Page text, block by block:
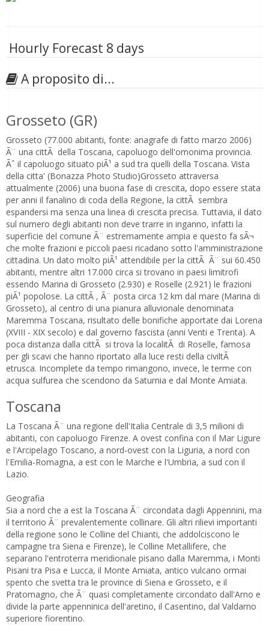
Hourly Forecast 8 days
A proposito di...
Grosseto (GR)
Grosseto (77.000 abitanti, fonte: anagrafe di fatto marzo 2006)
Ã¨ una cittÃ della Toscana, capoluogo dell'omonima provincia.
Ãˆ il capoluogo situato piÃ¹ a sud tra quelli della Toscana. Vista
della citta' (Bonazza Photo Studio)Grosseto attraversa
attualmente (2006) una buona fase di crescita, dopo essere stata
per anni il fanalino di coda della Regione, la cittÃ sembra
espandersi ma senza una linea di crescita precisa. Tuttavia, il dato
sul numero degli abitanti non deve trarre in inganno, infatti la
superficie del comune Ã¨ estremamente ampia e questo fa sÃ¬
che molte frazioni e piccoli paesi ricadano sotto l'amministrazione
cittadina. Un dato molto piÃ¹ attendibile per la cittÃ Ã¨ sui 60.450
abitanti, mentre altri 17.000 circa si trovano in paesi limitrofi
essendo Marina di Grosseto (2.930) e Roselle (2.921) le frazioni
piÃ¹ popolose. La cittÃ , Ã¨ posta circa 12 km dal mare (Marina di
Grosseto), al centro di una pianura alluvionale denominata
Maremma Toscana, risultato delle bonifiche apportate dai Lorena
(XVIII - XIX secolo) e dal governo fascista (anni Venti e Trenta). A
poca distanza dalla cittÃ si trova la localitÃ di Roselle, famosa
per gli scavi che hanno riportato alla luce resti della civiltÃ
etrusca. Incomplete da tempo rimangono, invece, le terme con
acqua sulfurea che scendono da Saturnia e dal Monte Amiata.
Toscana
La Toscana Ã¨ una regione dell'Italia Centrale di 3,5 milioni di
abitanti, con capoluogo Firenze. A ovest confina con il Mar Ligure
e l'Arcipelago Toscano, a nord-ovest con la Liguria, a nord con
l'Emilia-Romagna, a est con le Marche e l'Umbria, a sud con il
Lazio.
Geografia
Sia a nord che a est la Toscana Ã¨ circondata dagli Appennini, ma
il territorio Ã¨ prevalentemente collinare. Gli altri rilievi importanti
della regione sono le Colline del Chianti, che addolciscono le
campagne tra Siena e Firenze), le Colline Metallifere, che
separano l'entroterra meridionale pisano dalla Maremma, i Monti
Pisani tra Pisa e Lucca, il Monte Amiata, antico vulcano ormai
spento che svetta tra le province di Siena e Grosseto, e il
Pratomagno, che Ã¨ quasi completamente circondato dall'Arno e
divide la parte appenninica dell'aretino, il Casentino, dal Valdarno
superiore fiorentino.